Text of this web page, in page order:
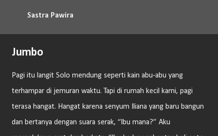
Langsung ke konten utama
Sastra Pawira
Jumbo
Pagi itu langit Solo mendung seperti kain abu-abu yang
terhampar di jemuran waktu. Tapi di rumah kecil kami, pagi
terasa hangat. Hangat karena senyum Iliana yang baru bangun
dan bertanya dengan suara serak, “Ibu mana?” Aku